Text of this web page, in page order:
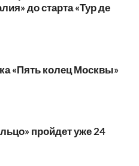
до старта «Тур де
«Пять колец Москвы»
пройдет уже 24